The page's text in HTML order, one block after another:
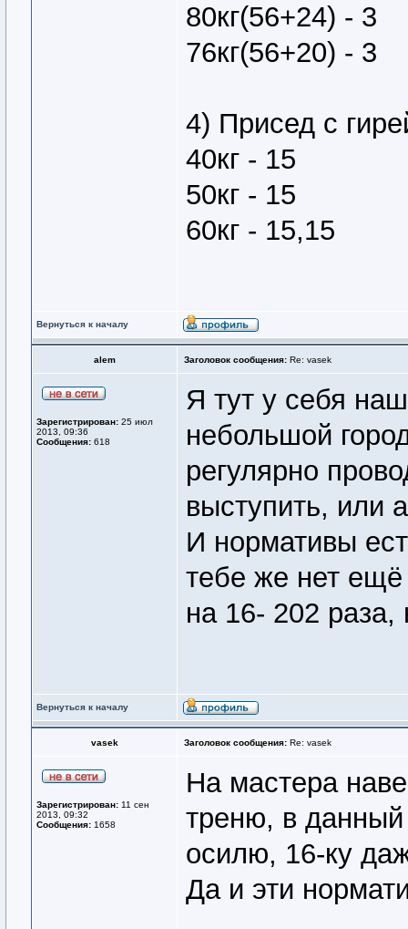
80кг(56+24) - 3
76кг(56+20) - 3
4) Присед с
40кг - 15
50кг - 15
60кг - 15,15
Вернуться к началу
alem Заголовок сообщения: Re: vasek
Зарегистрирован: 25 июл
2013, 09:36
Сообщения: 618
Я тут у себя
небольшой
регулярно
выступить, или
И нормативы
тебе же нет
на 16- 202
Вернуться к началу
vasek Заголовок сообщения: Re: vasek
Зарегистрирован: 11 сен
2013, 09:32
Сообщения: 1658
На мастера
треню, в
осилю, 16-ку
Да и эти